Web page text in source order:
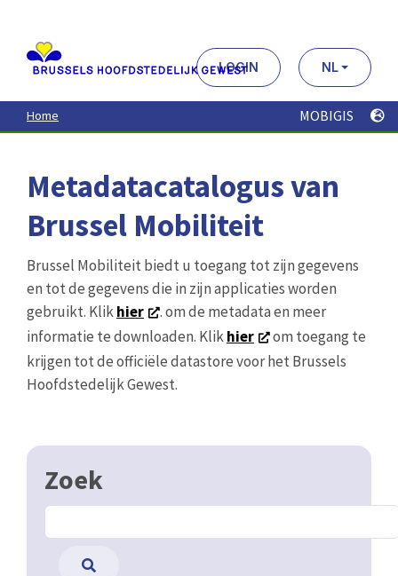
contenu
principal
LOGIN NL
Home MOBIGIS
Metadatacatalogus van
Brussel Mobiliteit
Brussel Mobiliteit biedt u toegang tot zijn gegevens
en tot de gegevens die in zijn applicaties worden
gebruikt. Klikhier
. om de metadata en meer
informatie te downloaden. Klikhier
om toegang te
krijgen tot de officiële datastore voor het Brussels
Hoofdstedelijk Gewest.
Zoek